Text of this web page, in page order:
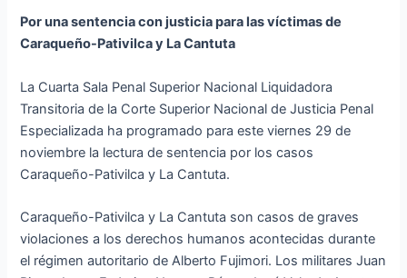
Por una sentencia con justicia para las víctimas de
Caraqueño-Pativilca y La Cantuta
La Cuarta Sala Penal Superior Nacional Liquidadora
Transitoria de la Corte Superior Nacional de Justicia Penal
Especializada ha programado para este viernes 29 de
noviembre la lectura de sentencia por los casos
Caraqueño-Pativilca y La Cantuta.
Caraqueño-Pativilca y La Cantuta son casos de graves
violaciones a los derechos humanos acontecidas durante
el régimen autoritario de Alberto Fujimori. Los militares Juan